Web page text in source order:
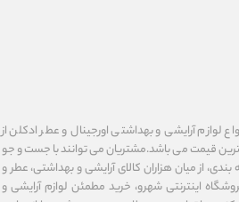
لوازم آرایشی و بهداشتی اورجینال و عطر ادکلن از
قیمت می باشد.مشتریان می توانند با جست و جو
از میان هزاران کالای آرایشی و بهداشتی، عطر و
اینترنتی شهرو، خرید مطمئن لوازم آرایشی و